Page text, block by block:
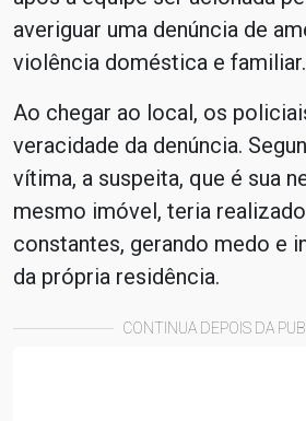
averiguar uma denúncia de
violência doméstica e familiar.
Ao chegar ao local, os
veracidade da denúncia.
vítima, a suspeita, que é sua
mesmo imóvel, teria
constantes, gerando medo e
da própria residência.
CONTINUA DEPOIS DA